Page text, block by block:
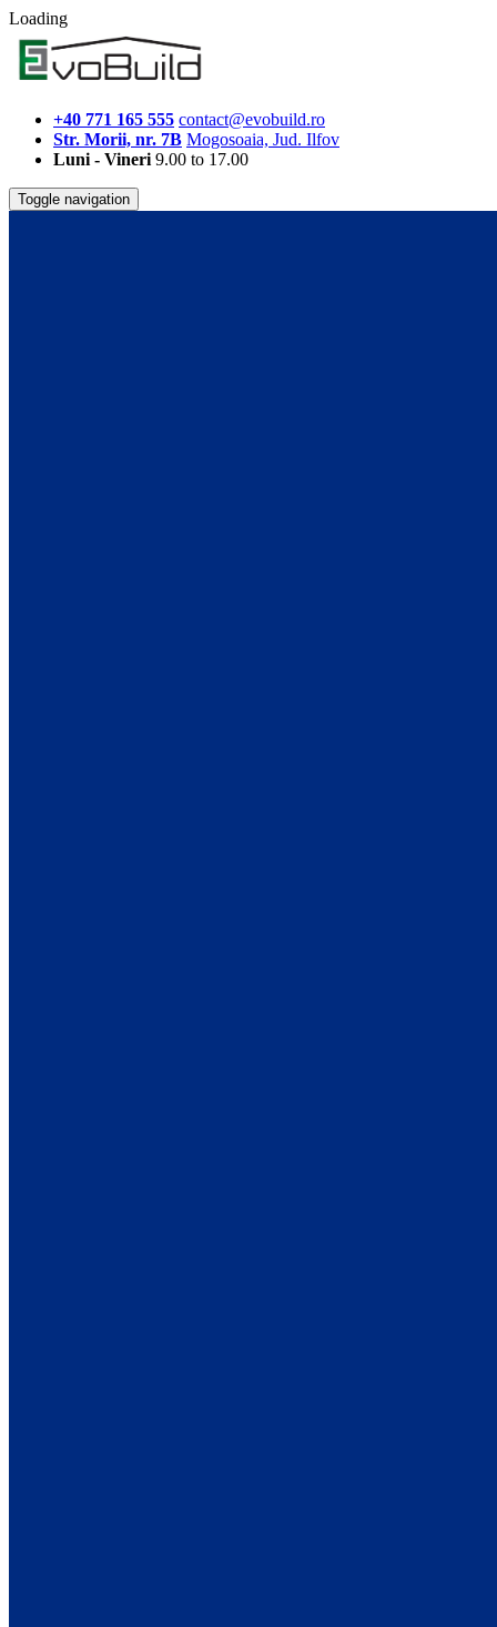
Loading
+40 771 165 555 contact@evobuild.ro
Str. Morii, nr. 7B Mogosoaia, Jud. Ilfov
Luni - Vineri 9.00 to 17.00
Toggle navigation